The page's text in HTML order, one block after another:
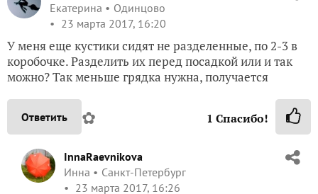
Екатерина
Одинцово
23 марта 2017, 16:20
У меня еще кустики сидят не разделенные, по 2-3 в
коробочке. Разделить их перед посадкой или и так
можно? Так меньше грядка нужна, получается
Ответить ✿ 1 Спасибо!
InnaRaevnikova
Инна
Санкт-Петербург
23 марта 2017, 16:26